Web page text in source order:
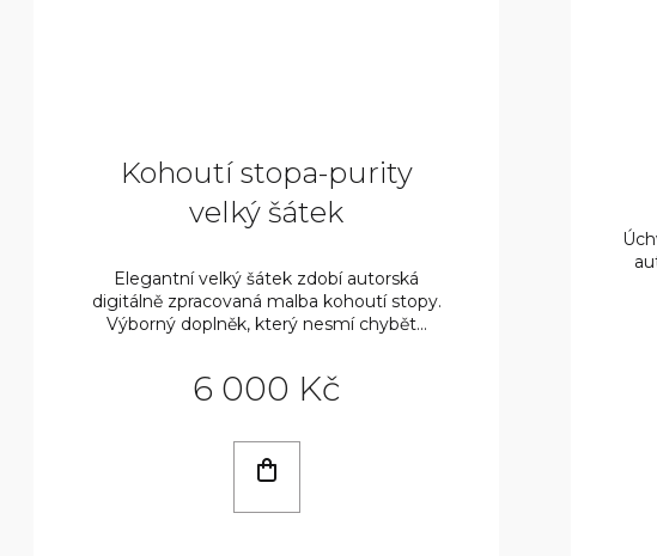
Kohoutí stopa-purity
velký šátek
6 000 Kč
Elegantní velký šátek zdobí autorská
digitálně zpracovaná malba kohoutí stopy.
Výborný doplněk, který nesmí chybět...